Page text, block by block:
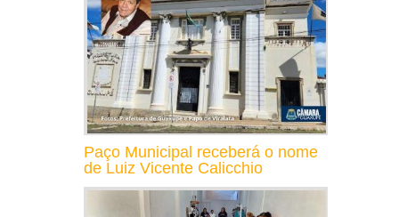
Paço Municipal receberá o nome
de Luiz Vicente Calicchio